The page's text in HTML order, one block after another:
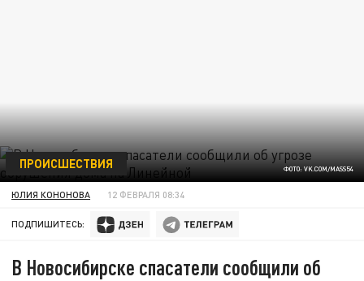
ФОТО: VK.COM/MASS54
ПРОИСШЕСТВИЯ
ЮЛИЯ КОНОНОВА 12 ФЕВРАЛЯ 08:34
ПОДПИШИТЕСЬ:
В Новосибирске спасатели сообщили об